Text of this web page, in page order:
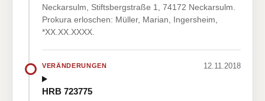
Neckarsulm, Stiftsbergstraße 1, 74172 Neckarsulm.
Prokura erloschen: Müller, Marian, Ingersheim,
*XX.XX.XXXX.
VERÄNDERUNGEN 12.11.2018
HRB 723775